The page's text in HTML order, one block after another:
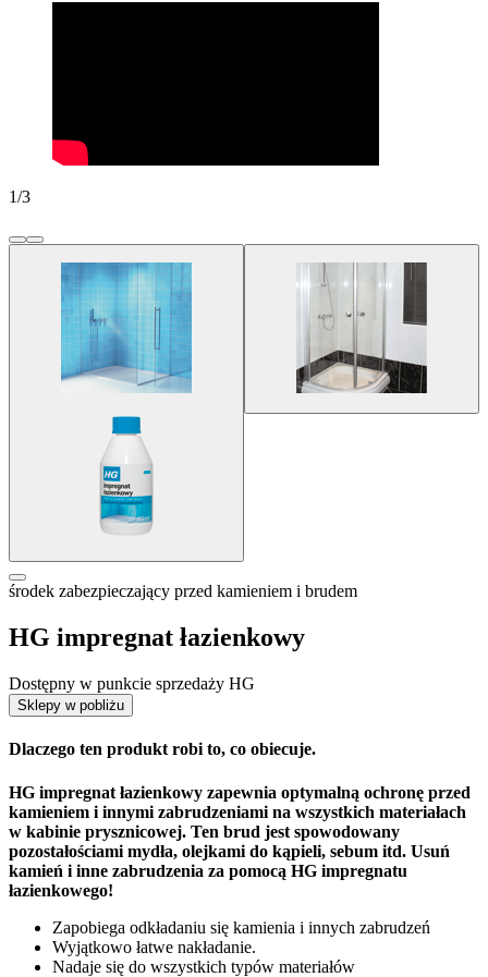
1/3
środek zabezpieczający przed kamieniem i brudem
HG impregnat łazienkowy
Dostępny w punkcie sprzedaży HG
Sklepy w pobliżu
Dlaczego ten produkt robi to, co obiecuje.
HG impregnat łazienkowy zapewnia optymalną ochronę przed
kamieniem i innymi zabrudzeniami na wszystkich materiałach
w kabinie prysznicowej. Ten brud jest spowodowany
pozostałościami mydła, olejkami do kąpieli, sebum itd. Usuń
kamień i inne zabrudzenia za pomocą HG impregnatu
łazienkowego!
Zapobiega odkładaniu się kamienia i innych zabrudzeń
Wyjątkowo łatwe nakładanie.
Nadaje się do wszystkich typów materiałów